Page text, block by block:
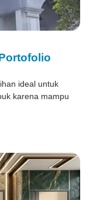
ideal untuk
karena mampu